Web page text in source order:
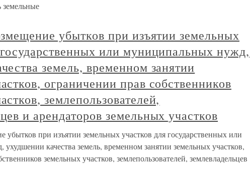
земельные
убытков при изъятии земельных
или муниципальных нужд,
земель, временном занятии
ограничении прав собственников
землепользователей,
и арендаторов земельных участков
убытков при изъятии земельных участков для государственных или
качества земель, временном занятии земельных участков,
земельных участков, землепользователей, землевладельцев